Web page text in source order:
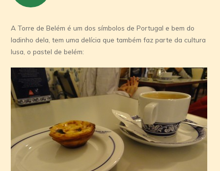
A Torre de Belém é um dos símbolos de Portugal e bem do
ladinho dela, tem uma delícia que também faz parte da cultura
lusa, o pastel de belém: